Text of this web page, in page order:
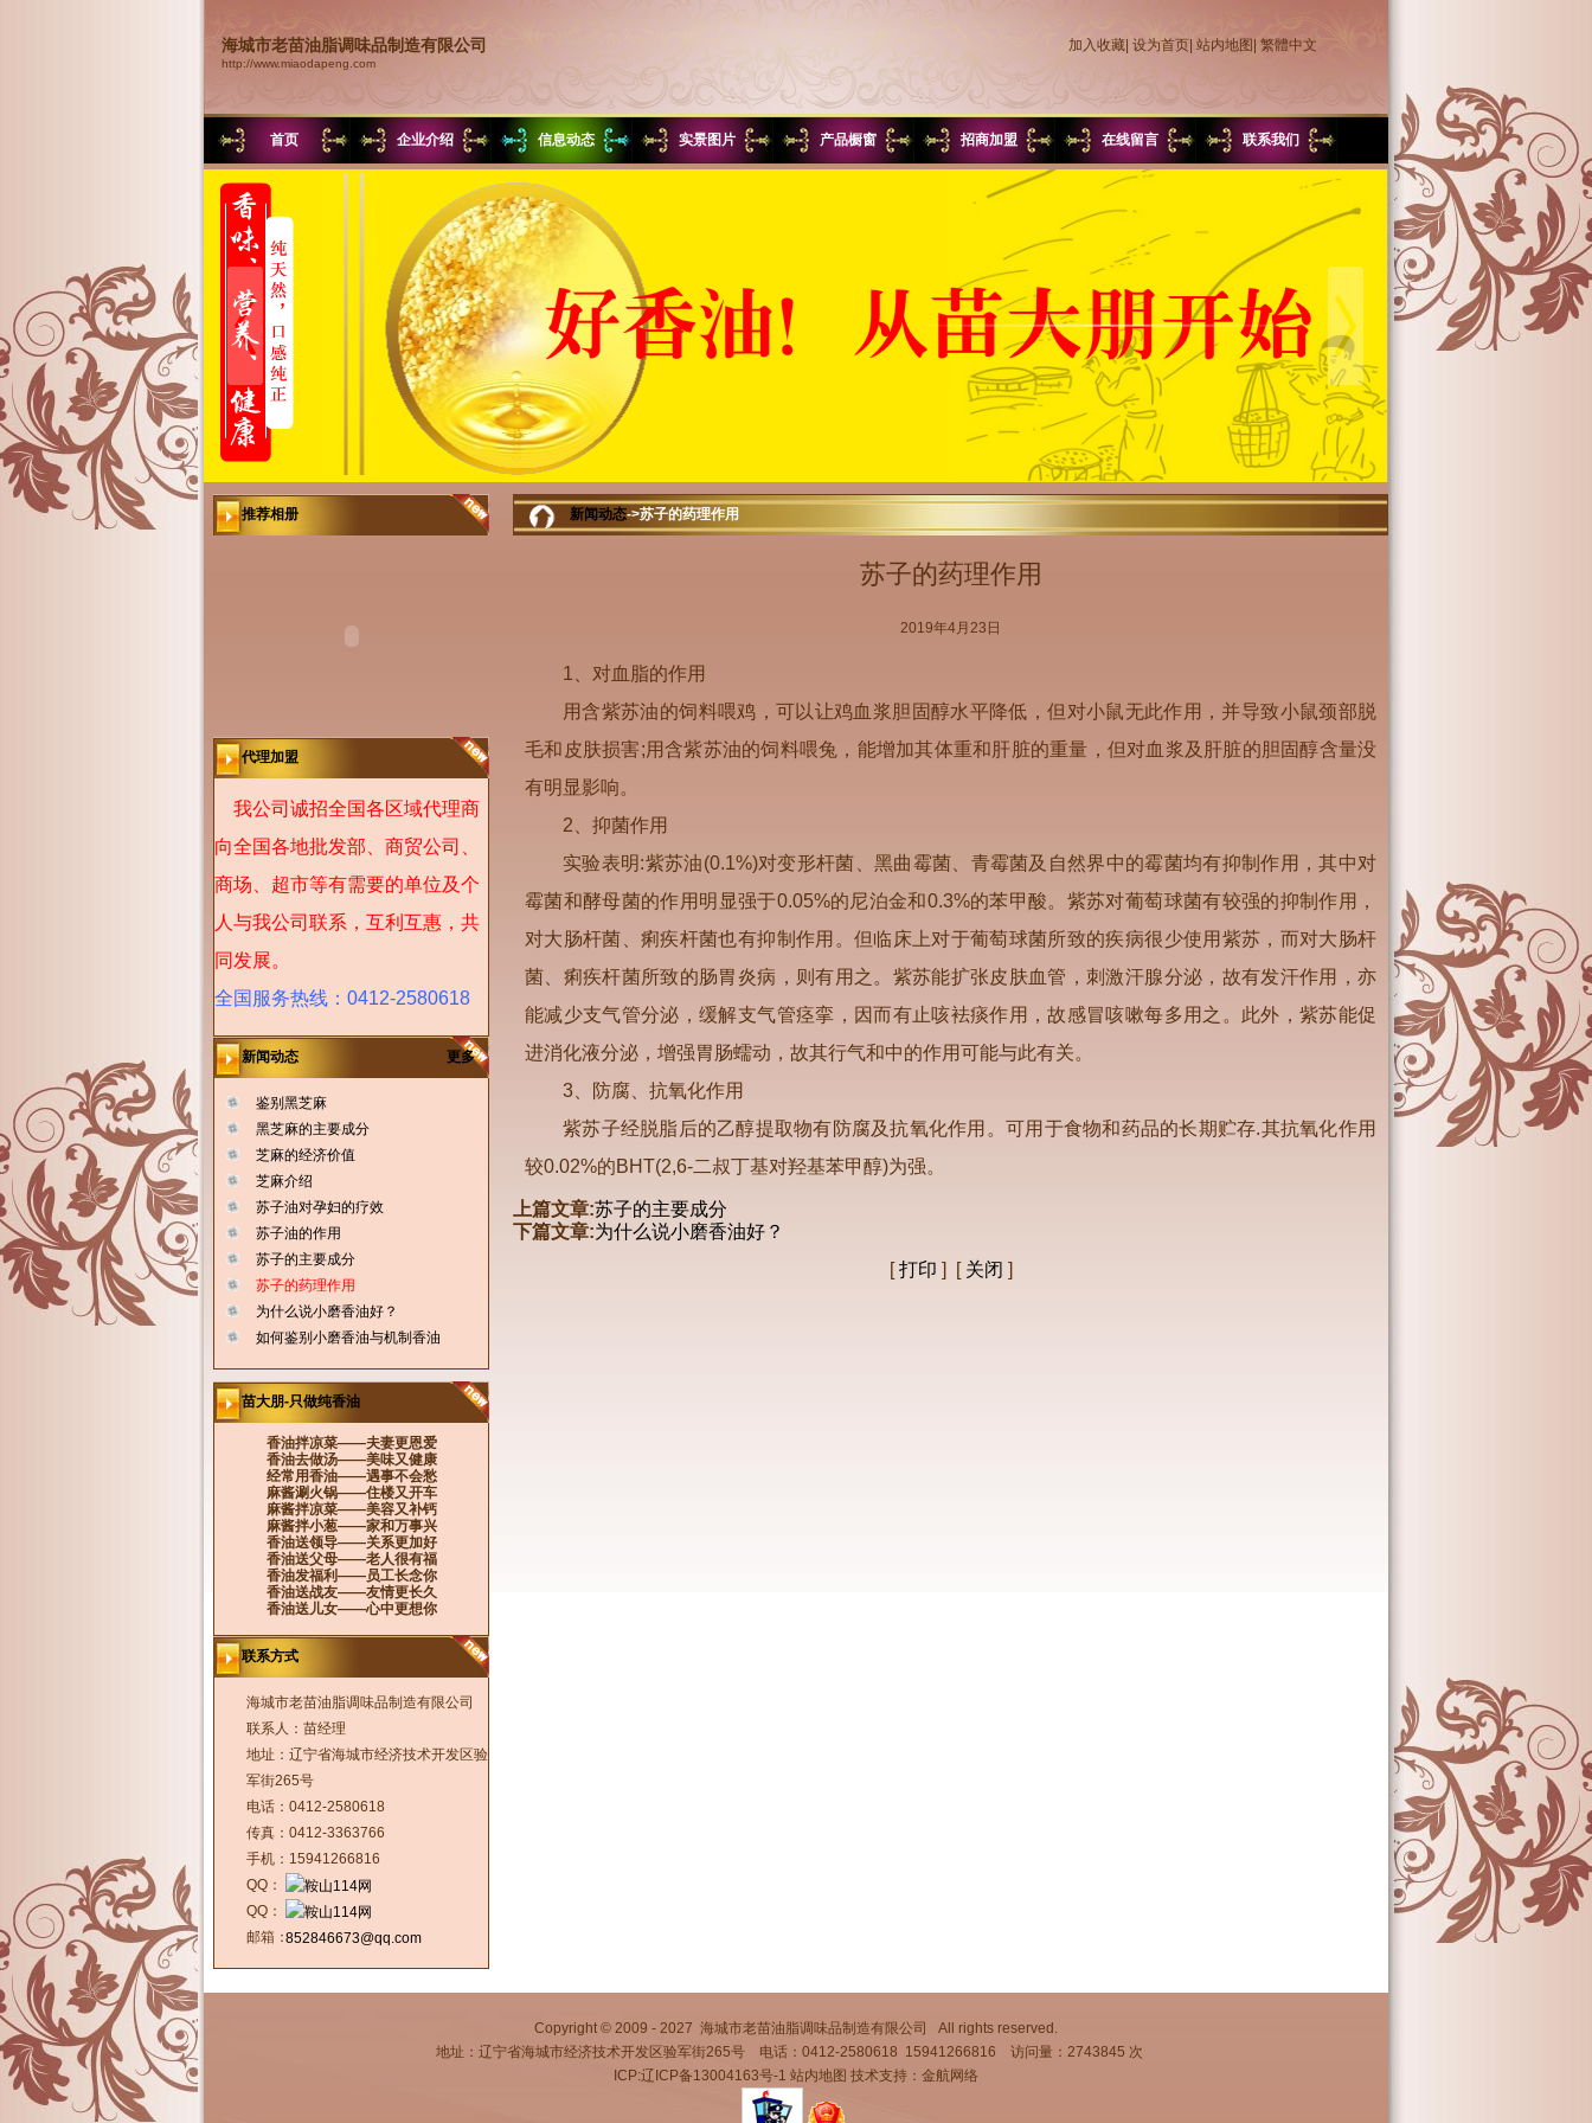
海城市老苗油脂调味品制造有限公司
http://www.miaodapeng.com
加入收藏 设为首页 站内地图 繁體中文
首页 企业介绍 信息动态 实景图片 产品橱窗 招商加盟 在线留言 联系我们
推荐相册
代理加盟
我公司诚招全国各区域代理商
向全国各地批发部、商贸公司、
商场、超市等有需要的单位及个
人与我公司联系，互利互惠，共
同发展。
全国服务热线：0412-2580618
更多
新闻动态
鉴别黑芝麻
黑芝麻的主要成分
芝麻的经济价值
芝麻介绍
苏子油对孕妇的疗效
苏子油的作用
苏子的主要成分
苏子的药理作用
为什么说小磨香油好？
如何鉴别小磨香油与机制香油
苗大朋-只做纯香油
香油拌凉菜——夫妻更恩爱
香油去做汤——美味又健康
经常用香油——遇事不会愁
麻酱涮火锅——住楼又开车
麻酱拌凉菜——美容又补钙
麻酱拌小葱——家和万事兴
香油送领导——关系更加好
香油送父母——老人很有福
香油发福利——员工长念你
香油送战友——友情更长久
香油送儿女——心中更想你
联系方式
海城市老苗油脂调味品制造有限公司
联系人：苗经理
地址：辽宁省海城市经济技术开发区验
军街265号
电话：0412-2580618
传真：0412-3363766
手机：15941266816
QQ：
QQ：
邮箱：852846673@qq.com
新闻动态->苏子的药理作用
苏子的药理作用
2019年4月23日
1、对血脂的作用
用含紫苏油的饲料喂鸡，可以让鸡血浆胆固醇水平降低，但对小鼠无此作用，并导致小鼠颈部脱
毛和皮肤损害;用含紫苏油的饲料喂兔，能增加其体重和肝脏的重量，但对血浆及肝脏的胆固醇含量没
有明显影响。
2、抑菌作用
实验表明:紫苏油(0.1%)对变形杆菌、黑曲霉菌、青霉菌及自然界中的霉菌均有抑制作用，其中对
霉菌和酵母菌的作用明显强于0.05%的尼泊金和0.3%的苯甲酸。紫苏对葡萄球菌有较强的抑制作用，
对大肠杆菌、痢疾杆菌也有抑制作用。但临床上对于葡萄球菌所致的疾病很少使用紫苏，而对大肠杆
菌、痢疾杆菌所致的肠胃炎病，则有用之。紫苏能扩张皮肤血管，刺激汗腺分泌，故有发汗作用，亦
能减少支气管分泌，缓解支气管痉挛，因而有止咳袪痰作用，故感冒咳嗽每多用之。此外，紫苏能促
进消化液分泌，增强胃肠蠕动，故其行气和中的作用可能与此有关。
3、防腐、抗氧化作用
紫苏子经脱脂后的乙醇提取物有防腐及抗氧化作用。可用于食物和药品的长期贮存.其抗氧化作用
较0.02%的BHT(2,6-二叔丁基对羟基苯甲醇)为强。
上篇文章:苏子的主要成分
下篇文章:为什么说小磨香油好？
[打印 ] [ 关闭 ]
Copyright © 2009 - 2027 海城市老苗油脂调味品制造有限公司 All rights reserved.
地址：辽宁省海城市经济技术开发区验军街265号 电话：0412-2580618 15941266816 访问量：2743845 次
ICP:辽ICP备13004163号-1 站内地图 技术支持：金航网络